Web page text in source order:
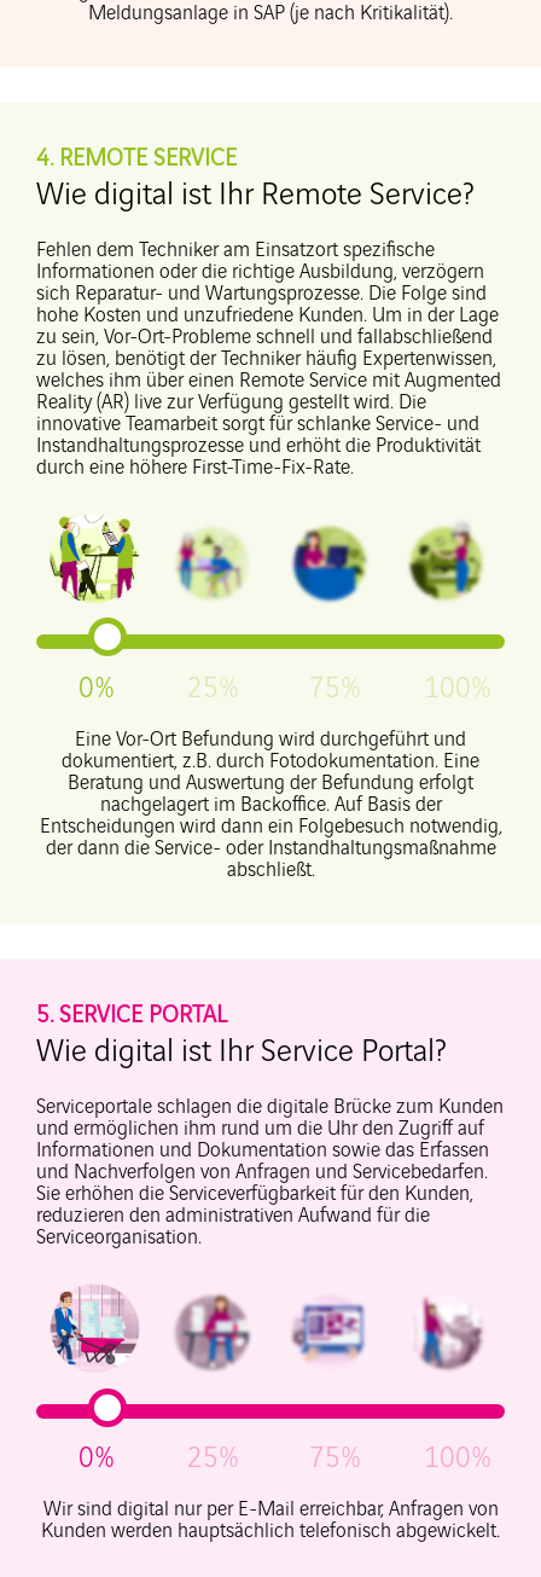
Meldungsanlage in SAP (je nach Kritikalität).
4. REMOTE SERVICE
Wie digital ist Ihr Remote Service?
Fehlen dem Techniker am Einsatzort spezifische
Informationen oder die richtige Ausbildung, verzögern
sich Reparatur- und Wartungsprozesse. Die Folge sind
hohe Kosten und unzufriedene Kunden. Um in der Lage
zu sein, Vor-Ort-Probleme schnell und fallabschließend
zu lösen, benötigt der Techniker häufig Expertenwissen,
welches ihm über einen Remote Service mit Augmented
Reality (AR) live zur Verfügung gestellt wird. Die
innovative Teamarbeit sorgt für schlanke Service- und
Instandhaltungsprozesse und erhöht die Produktivität
durch eine höhere First-Time-Fix-Rate.
0% 25% 75% 100%
Eine Vor-Ort Befundung wird durchgeführt und
dokumentiert, z.B. durch Fotodokumentation. Eine
Beratung und Auswertung der Befundung erfolgt
nachgelagert im Backoffice. Auf Basis der
Entscheidungen wird dann ein Folgebesuch notwendig,
der dann die Service- oder Instandhaltungsmaßnahme
abschließt.
5. SERVICE PORTAL
Wie digital ist Ihr Service Portal?
Serviceportale schlagen die digitale Brücke zum Kunden
und ermöglichen ihm rund um die Uhr den Zugriff auf
Informationen und Dokumentation sowie das Erfassen
und Nachverfolgen von Anfragen und Servicebedarfen.
Sie erhöhen die Serviceverfügbarkeit für den Kunden,
reduzieren den administrativen Aufwand für die
Serviceorganisation.
0% 25% 75% 100%
Wir sind digital nur per E-Mail erreichbar, Anfragen von
Kunden werden hauptsächlich telefonisch abgewickelt.